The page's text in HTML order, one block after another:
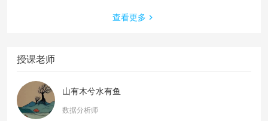
查看更多
授课老师
山有木兮水有鱼
数据分析师